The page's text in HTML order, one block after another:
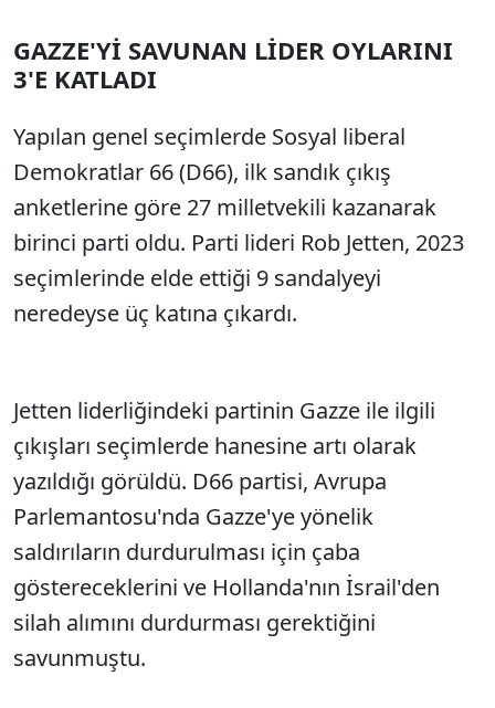
GAZZE'Yİ SAVUNAN LİDER OYLARINI
3'E KATLADI
Yapılan genel seçimlerde Sosyal liberal
Demokratlar 66 (D66), ilk sandık çıkış
anketlerine göre 27 milletvekili kazanarak
birinci parti oldu. Parti lideri Rob Jetten, 2023
seçimlerinde elde ettiği 9 sandalyeyi
neredeyse üç katına çıkardı.
Jetten liderliğindeki partinin Gazze ile ilgili
çıkışları seçimlerde hanesine artı olarak
yazıldığı görüldü. D66 partisi, Avrupa
Parlemantosu'nda Gazze'ye yönelik
saldırıların durdurulması için çaba
göstereceklerini ve Hollanda'nın İsrail'den
silah alımını durdurması gerektiğini
savunmuştu.